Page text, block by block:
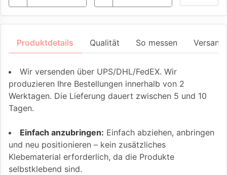
Produktdetails Qualität So messen
Wir versenden über UPS/DHL/FedEX. Wir
produzieren Ihre Bestellungen innerhalb von 2
Werktagen. Die Lieferung dauert zwischen 5 und 10
Tagen.
Einfach anzubringen: Einfach abziehen, anbringen
und neu positionieren – kein zusätzliches
Klebematerial erforderlich, da die Produkte
selbstklebend sind.